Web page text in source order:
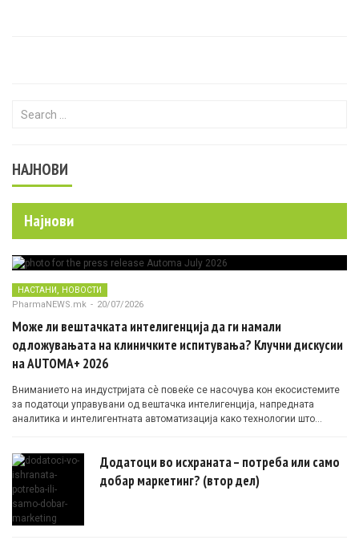
Search for:
НАЈНОВИ
Најнови
НАСТАНИ, НОВОСТИ
PharmaNEWS.mk - 20/07/2026
Може ли вештачката интелигенција да ги намали
одложувањата на клиничките испитувања? Клучни дискусии
на AUTOMA+ 2026
Вниманието на индустријата сè повеќе се насочува кон екосистемите
за податоци управувани од вештачка интелигенција, напредната
аналитика и интелигентната автоматизација како технологии што
Додатоци во исхраната – потреба или само
добар маркетинг? (втор дел)